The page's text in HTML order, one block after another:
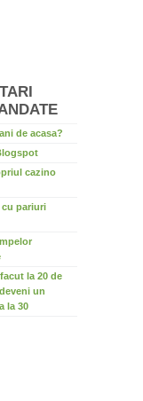
de acasa?
cazino
cu pariuri
la 20 de
un
la 30